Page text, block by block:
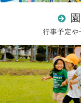
行事予定や